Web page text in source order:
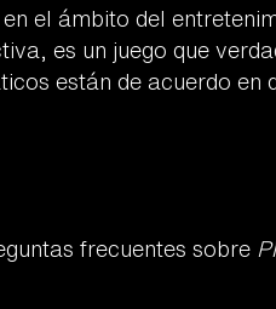
el ámbito del
es un juego que
están de acuerdo
frecuentes sobre